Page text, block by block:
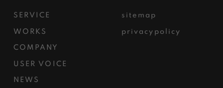
SERVICE
WORKS
COMPANY
USER VOICE
NEWS
sitemap
privacypolicy